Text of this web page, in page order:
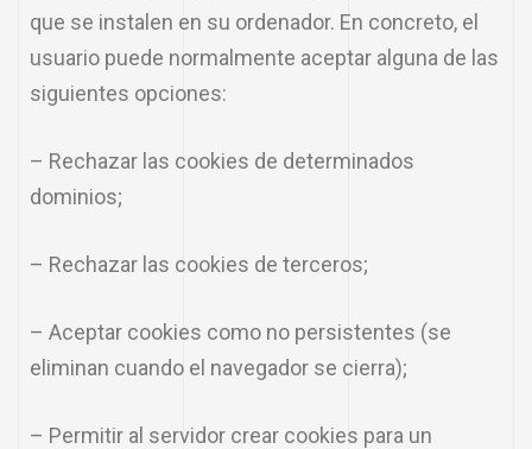
que se instalen en su ordenador. En concreto, el
usuario puede normalmente aceptar alguna de las
siguientes opciones:
– Rechazar las cookies de determinados
dominios;
– Rechazar las cookies de terceros;
– Aceptar cookies como no persistentes (se
eliminan cuando el navegador se cierra);
– Permitir al servidor crear cookies para un